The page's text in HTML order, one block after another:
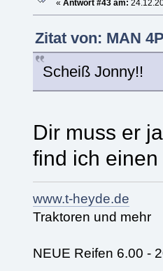
« Antwort #43 am:
Zitat von: MAN
Scheiß Jonny!!
Dir muss er
find ich
www.t-heyde.de
Traktoren und mehr
NEUE Reifen 6.00 -